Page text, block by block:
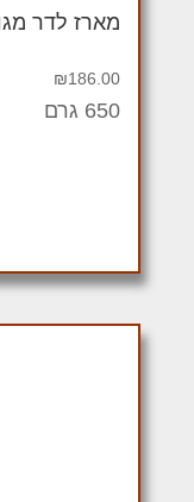
מארז לדר
₪186.00
650 גרם